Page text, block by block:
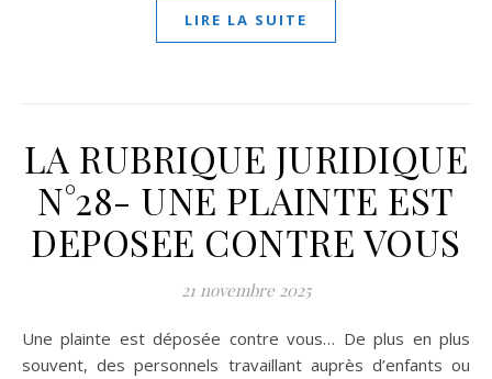
LIRE LA SUITE
LA RUBRIQUE JURIDIQUE
N°28- UNE PLAINTE EST
DEPOSEE CONTRE VOUS
21 novembre 2025
Une plainte est déposée contre vous… De plus en plus
souvent, des personnels travaillant auprès d’enfants ou